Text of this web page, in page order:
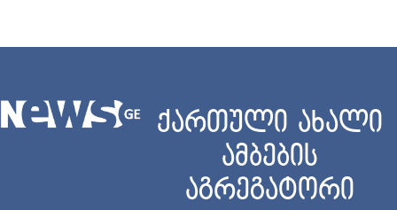
ქართული ახალი
ამბების
აგრეგატორი